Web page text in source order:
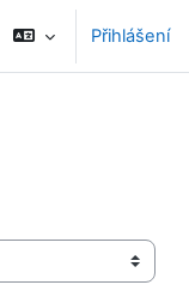
Přihlášení